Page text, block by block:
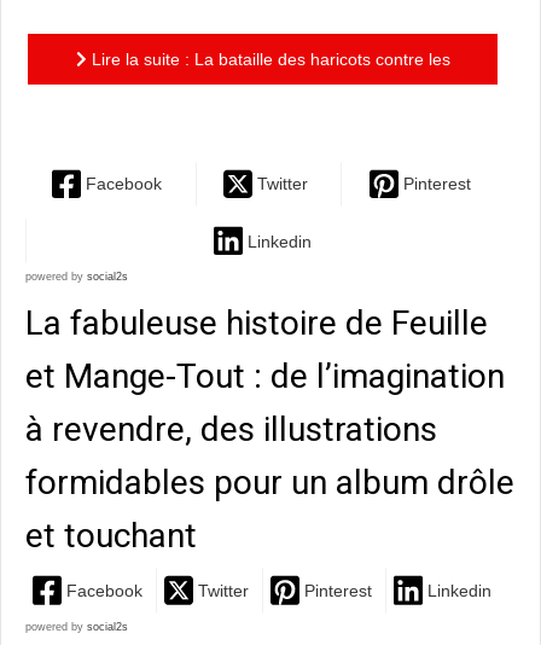
Lire la suite : La bataille des haricots contre les
Facebook Twitter Pinterest
Linkedin
powered by social2s
La fabuleuse histoire de Feuille
et Mange-Tout : de l’imagination
à revendre, des illustrations
formidables pour un album drôle
et touchant
Facebook Twitter Pinterest Linkedin
powered by social2s